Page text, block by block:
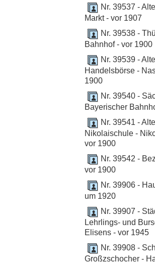
Nr. 39537 -
Markt - vor 1907
Nr. 39538 -
Bahnhof - vor 1900
Nr. 39539 - Alte
Handelsbörse -
1900
Nr. 39540 -
Bayerischer
Nr. 39541 - Alte
Nikolaischule -
vor 1900
Nr. 39542 -
vor 1900
Nr. 39906 -
um 1920
Nr. 39907 -
Lehrlings- und
Elisens - vor 1945
Nr. 39908 -
Großzschocher -